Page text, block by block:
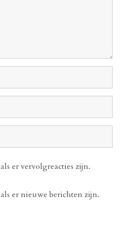
er vervolgreacties zijn.
er nieuwe berichten zijn.